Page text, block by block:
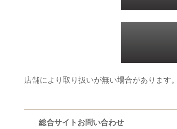
店舗により取り扱いが無い場合があります
総合サイトお問い合わせ